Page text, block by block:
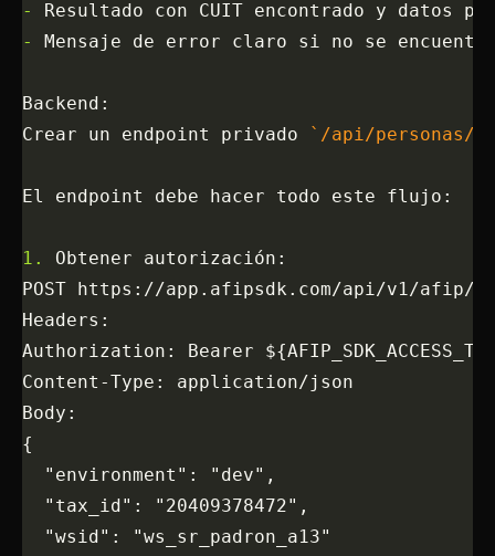
-
Resultado con CUIT encontrado y datos
-
Mensaje de error claro si no se
Backend:
Crear un endpoint privado
`/api/personas/
El endpoint debe hacer todo este flujo:
1.
Obtener autorización:
POST https://app.afipsdk.com/api/v1/afip/
Headers:
Authorization: Bearer
Content-Type: application/json
Body:
{
  "environment": "dev",
  "tax_id": "20409378472",
  "wsid": "ws_sr_padron_a13"